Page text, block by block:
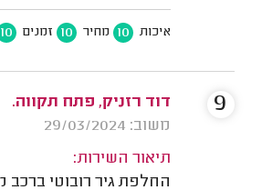
איכות 10 מחיר 10 זמנים 10
דוד רזניק, פתח תקווה.
משוב: 29/03/2024
תיאור השירות:
9